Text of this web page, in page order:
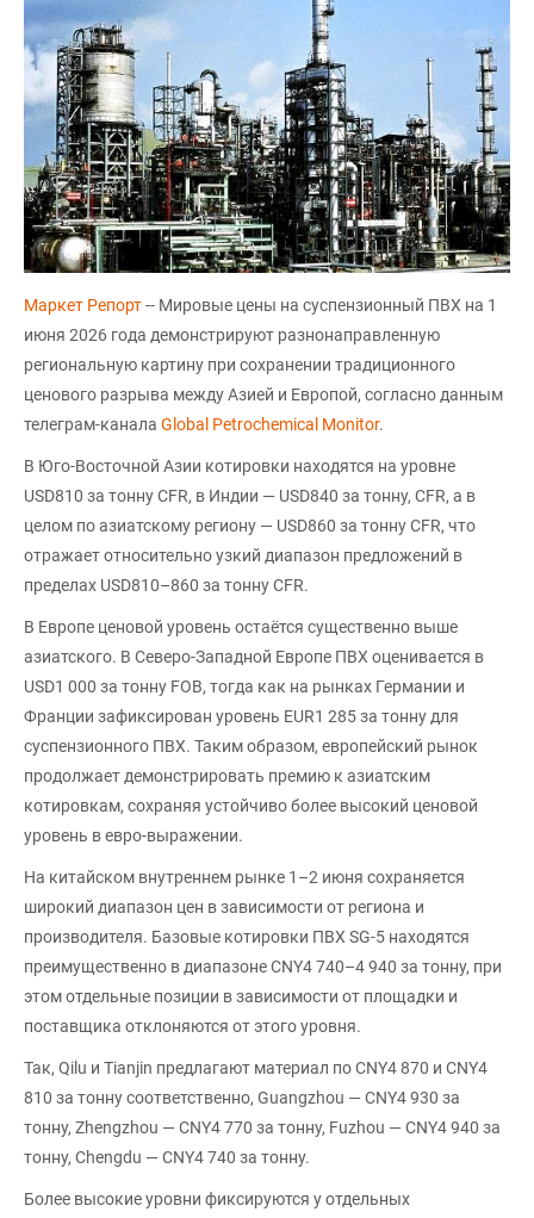
Маркет Репорт-- Мировые цены на суспензионный ПВХ на 1
июня 2026 года демонстрируют разнонаправленную
региональную картину при сохранении традиционного
ценового разрыва между Азией и Европой, согласно данным
телеграм-канала Global Petrochemical Monitor.
В Юго-Восточной Азии котировки находятся на уровне
USD810 за тонну CFR, в Индии — USD840 за тонну, CFR, а в
целом по азиатскому региону — USD860 за тонну CFR, что
отражает относительно узкий диапазон предложений в
пределах USD810–860 за тонну CFR.
В Европе ценовой уровень остаётся существенно выше
азиатского. В Северо-Западной Европе ПВХ оценивается в
USD1 000 за тонну FOB, тогда как на рынках Германии и
Франции зафиксирован уровень EUR1 285 за тонну для
суспензионного ПВХ. Таким образом, европейский рынок
продолжает демонстрировать премию к азиатским
котировкам, сохраняя устойчиво более высокий ценовой
уровень в евро-выражении.
На китайском внутреннем рынке 1–2 июня сохраняется
широкий диапазон цен в зависимости от региона и
производителя. Базовые котировки ПВХ SG-5 находятся
преимущественно в диапазоне CNY4 740–4 940 за тонну, при
этом отдельные позиции в зависимости от площадки и
поставщика отклоняются от этого уровня.
Так, Qilu и Tianjin предлагают материал по CNY4 870 и CNY4
810 за тонну соответственно, Guangzhou — CNY4 930 за
тонну, Zhengzhou — CNY4 770 за тонну, Fuzhou — CNY4 940 за
тонну, Chengdu — CNY4 740 за тонну.
Более высокие уровни фиксируются у отдельных